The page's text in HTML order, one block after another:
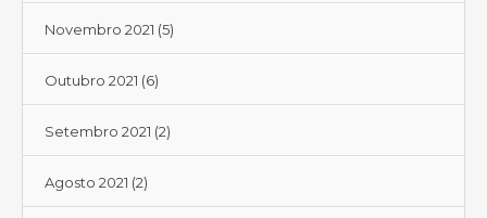
Novembro 2021 (5)
Outubro 2021 (6)
Setembro 2021 (2)
Agosto 2021 (2)